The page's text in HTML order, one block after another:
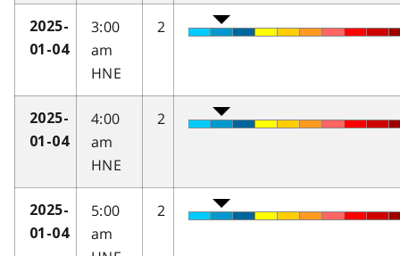
2025-
01-04
3:00
am
HNE
2
2025-
01-04
4:00
am
HNE
2
2025-
01-04
5:00
am
2